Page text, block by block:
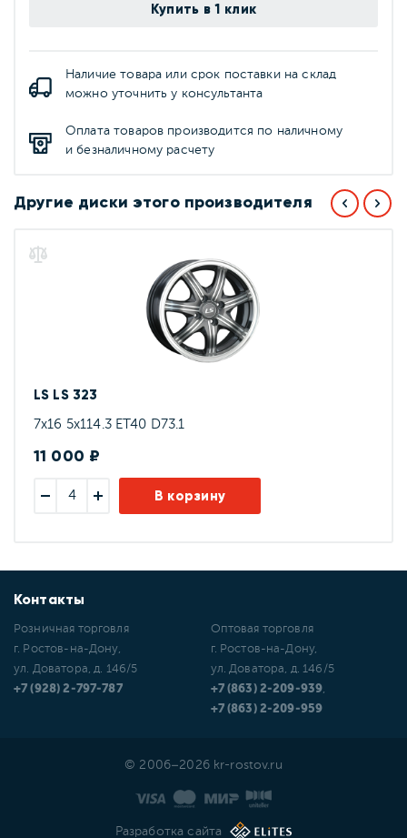
Купить в 1 клик
Наличие товара или срок поставки на склад
можно уточнить у консультанта
Оплата товаров производится по наличному
и безналичному расчету
Другие диски этого производителя
LS LS 323
7x16 5x114.3 ET40 D73.1
11 000 ₽
В корзину
Контакты
Розничная торговля
г. Ростов-на-Дону,
ул. Доватора, д. 146/5
+7 (928) 2-797-787
Оптовая торговля
г. Ростов-на-Дону,
ул. Доватора, д. 146/5
+7 (863) 2-209-939,
+7 (863) 2-209-959
© 2006–2026 kr-rostov.ru
Разработка сайта